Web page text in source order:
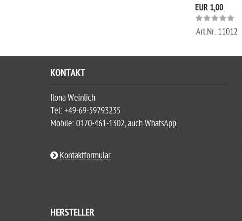
EUR 1,00
Art.Nr. 11012
KONTAKT
Ilona Weinlich
Tel: +49-69-59793235
Mobile:0170-461-1302, auch WhatsApp
Kontaktformular
HERSTELLER